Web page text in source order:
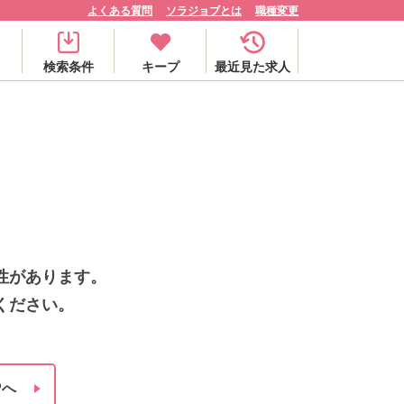
よくある質問 ソラジョブとは 職種変更
検索条件 キープ 最近見た求人
あります。
さい。